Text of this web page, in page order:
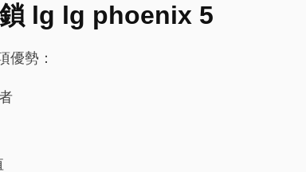
lg lg phoenix 5
優勢：